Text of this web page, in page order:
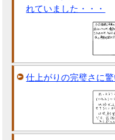
れていました・・・
仕上がりの完璧さに